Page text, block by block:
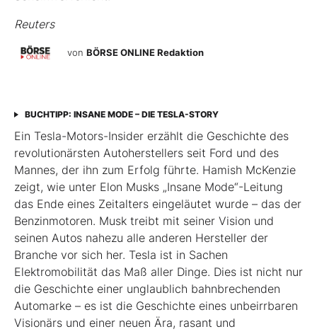
Reuters
von BÖRSE ONLINE Redaktion
BUCHTIPP: INSANE MODE – DIE TESLA-STORY
Ein Tesla-Motors-Insider erzählt die Geschichte des
revolutionärsten Autoherstellers seit Ford und des
Mannes, der ihn zum Erfolg führte. Hamish McKenzie
zeigt, wie unter Elon Musks „Insane Mode“-Leitung
das Ende eines Zeitalters eingeläutet wurde – das der
Benzinmotoren. Musk treibt mit seiner Vision und
seinen Autos nahezu alle anderen Hersteller der
Branche vor sich her. Tesla ist in Sachen
Elektromobilität das Maß aller Dinge. Dies ist nicht nur
die Geschichte einer unglaublich bahnbrechenden
Automarke – es ist die Geschichte eines unbeirrbaren
Visionärs und einer neuen Ära, rasant und